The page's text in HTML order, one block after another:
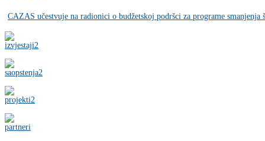
CAZAS učestvuje na radionici o budžetskoj podršci za programe smanjenja